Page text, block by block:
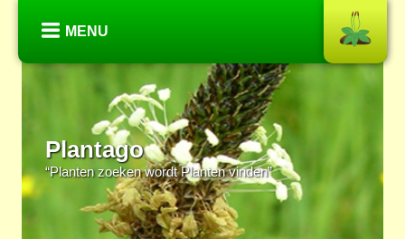
MENU
Plantago
“Planten zoeken wordt Planten vinden”